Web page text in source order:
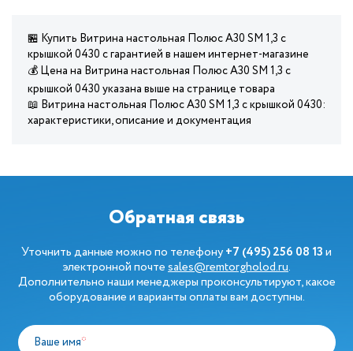
🏪 Купить Витрина настольная Полюс А30 SM 1,3 с
крышкой 0430 с гарантией в нашем интернет-магазине
💰 Цена на Витрина настольная Полюс А30 SM 1,3 с
крышкой 0430 указана выше на странице товара
📖 Витрина настольная Полюс А30 SM 1,3 с крышкой 0430:
характеристики, описание и документация
Обратная связь
Уточнить данные можно по телефону+7 (495) 256 08 13и
электронной почтеsales@remtorgholod.ru.
Дополнительно наши менеджеры проконсультируют, какое
оборудование и варианты оплаты вам доступны.
Ваше имя*